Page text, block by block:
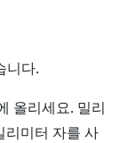
니다.
올리세요. 밀리
리미터 자를 사